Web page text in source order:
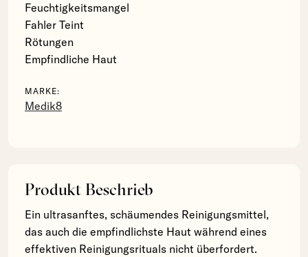
Feuchtigkeitsmangel
Fahler Teint
Rötungen
Empfindliche Haut
MARKE:
Medik8
Produkt Beschrieb
Ein ultrasanftes, schäumendes Reinigungsmittel,
das auch die empfindlichste Haut während eines
effektiven Reinigungsrituals nicht überfordert.